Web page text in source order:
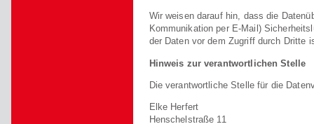
Wir weisen darauf hin, dass die
Kommunikation per E-Mail)
der Daten vor dem Zugriff durch Dritte
Hinweis zur verantwortlichen Stelle
Die verantwortliche Stelle für die
Elke Herfert
Henschelstraße 11